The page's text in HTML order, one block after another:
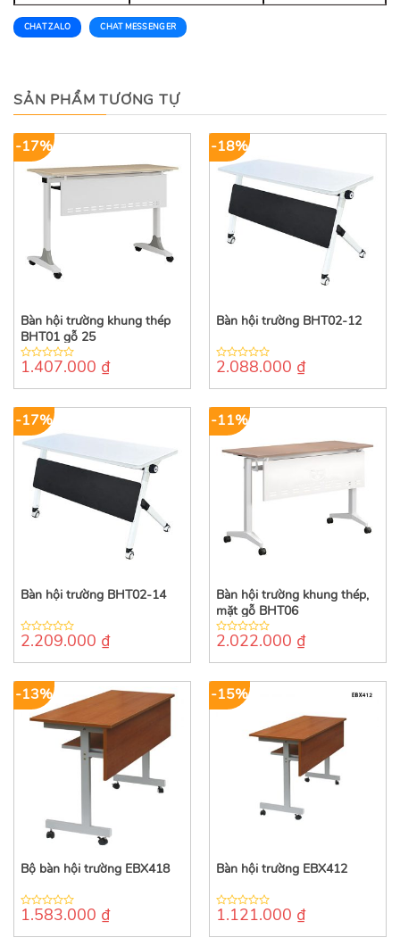
CHAT ZALO CHAT MESSENGER
SẢN PHẨM TƯƠNG TỰ
-17%
Bàn hội trường khung thép
BHT01 gỗ 25
0
of
1.407.000 ₫
-18%
Bàn hội trường BHT02-12
0
of
2.088.000 ₫
-17%
Bàn hội trường BHT02-14
0
of
2.209.000 ₫
-11%
Bàn hội trường khung thép,
mặt gỗ BHT06
0
of
2.022.000 ₫
-13%
Bộ bàn hội trường EBX418
0
of
1.583.000 ₫
-15%
Bàn hội trường EBX412
0
of
1.121.000 ₫